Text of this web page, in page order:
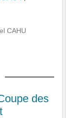
CAHU
des